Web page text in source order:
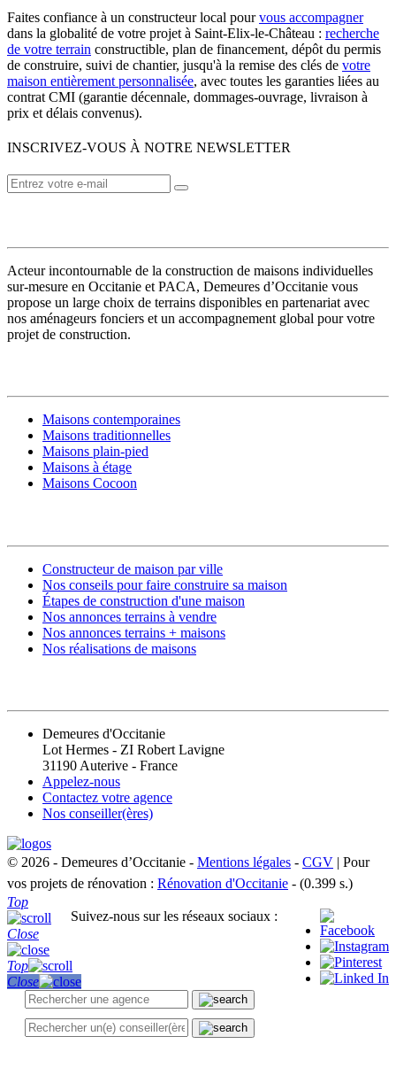
Faites confiance à un constructeur local pourvous accompagner
dans la globalité de votre projet à Saint-Elix-le-Château : recherche
de votre terrain constructible, plan de financement, dépôt du permis
de construire, suivi de chantier, jusqu'à la remise des clés de votre
maison entièrement personnalisée, avec toutes les garanties liées au
contrat CMI (garantie décennale, dommages-ouvrage, livraison à
prix et délais convenus).
INSCRIVEZ-VOUS À NOTRE NEWSLETTER
Acteur incontournable de la construction de maisons individuelles
sur-mesure en Occitanie et PACA, Demeures d’Occitanie vous
propose un large choix de terrains disponibles en partenariat avec
nos aménageurs fonciers et un accompagnement global pour votre
projet de construction.
Maisons contemporaines
Maisons traditionnelles
Maisons plain-pied
Maisons à étage
Maisons Cocoon
Constructeur de maison par ville
Nos conseils pour faire construire sa maison
Étapes de construction d'une maison
Nos annonces terrains à vendre
Nos annonces terrains + maisons
Nos réalisations de maisons
Demeures d'Occitanie
Lot Hermes - ZI Robert Lavigne
31190 Auterive - France
Appelez-nous
Contactez votre agence
Nos conseiller(ères)
© 2026 - Demeures d’Occitanie - Mentions légales - CGV | Pour
vos projets de rénovation : Rénovation d'Occitanie - (0.399 s.)
Suivez-nous sur les réseaux sociaux :
Top
Close
Top
Close